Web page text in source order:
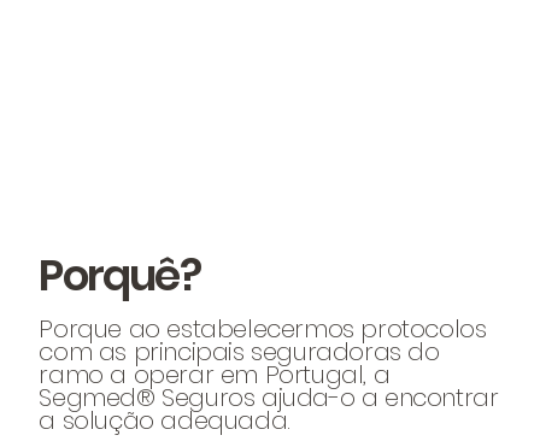
Porque ao estabelecermos protocolos
com as principais seguradoras do
ramo a operar em Portugal, a
Segmed® Seguros ajuda-o a encontrar
a solução adequada.
Porquê?